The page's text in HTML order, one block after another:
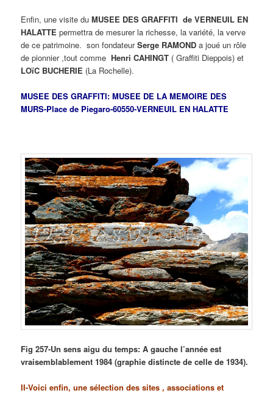
Enfin, une visite duMUSEE DES GRAFFITI de VERNEUIL EN
HALATTE permettra de mesurer la richesse, la variété, la verve
de ce patrimoine. son fondateurSerge RAMOND a joué un rôle
de pionnier ,tout commeHenri CAHINGT ( Graffiti Dieppois) et
LOïC BUCHERIE (La Rochelle).
MUSEE DES GRAFFITI: MUSEE DE LA MEMOIRE DES
MURS-Place de Piegaro-60550-VERNEUIL EN HALATTE
Fig 257-Un sens aigu du temps: A gauche l’année est
vraisemblablement 1984 (graphie distincte de celle de 1934).
II-Voici enfin, une sélection des sites , associations et